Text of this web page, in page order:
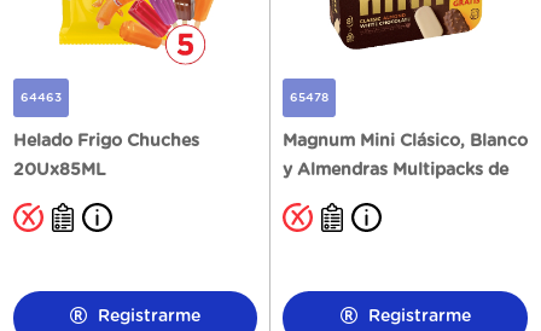
64463
Helado Frigo Chuches
20Ux85ML
Registrarme
65478
Magnum Mini Clásico, Blanco
y Almendras Multipacks de
Registrarme